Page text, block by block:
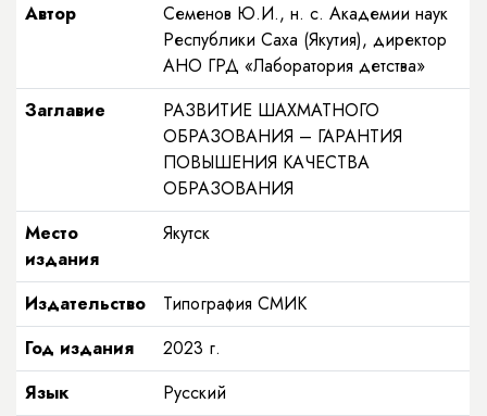
Автор
Семенов Ю.И., н. с. Академии наук
Республики Саха (Якутия), директор
АНО ГРД «Лаборатория детства»
Заглавие
РАЗВИТИЕ ШАХМАТНОГО
ОБРАЗОВАНИЯ – ГАРАНТИЯ
ПОВЫШЕНИЯ КАЧЕСТВА
ОБРАЗОВАНИЯ
Место
издания
Якутск
Издательство
Типография СМИК
Год издания
2023 г.
Язык
Русский